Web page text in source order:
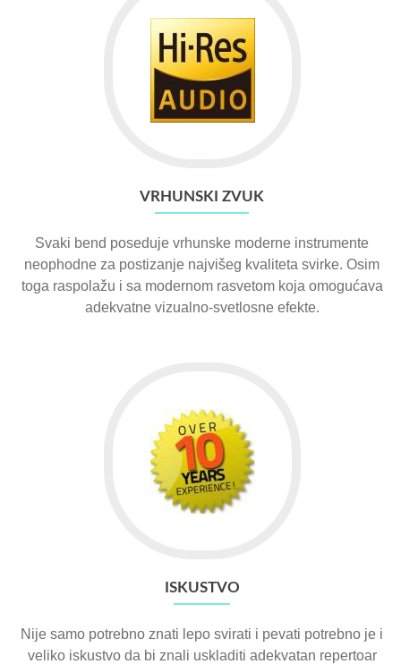
VRHUNSKI ZVUK
Svaki bend poseduje vrhunske moderne instrumente
neophodne za postizanje najvišeg kvaliteta svirke. Osim
toga raspolažu i sa modernom rasvetom koja omogućava
adekvatne vizualno-svetlosne efekte.
ISKUSTVO
Nije samo potrebno znati lepo svirati i pevati potrebno je i
veliko iskustvo da bi znali uskladiti adekvatan repertoar